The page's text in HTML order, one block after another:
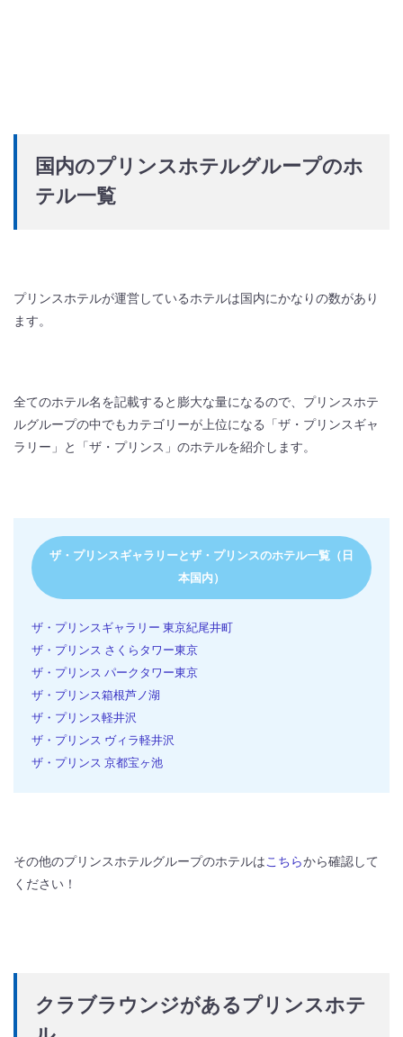
国内のプリンスホテルグループのホ
テル一覧
プリンスホテルが運営しているホテルは国内にかなりの数があり
ます。
全てのホテル名を記載すると膨大な量になるので、プリンスホテ
ルグループの中でもカテゴリーが上位になる「ザ・プリンスギャ
ラリー」と「ザ・プリンス」のホテルを紹介します。
ザ・プリンスギャラリーとザ・プリンスのホテル一覧（日
本国内）
ザ・プリンスギャラリー 東京紀尾井町
ザ・プリンス さくらタワー東京
ザ・プリンス パークタワー東京
ザ・プリンス箱根芦ノ湖
ザ・プリンス軽井沢
ザ・プリンス ヴィラ軽井沢
ザ・プリンス 京都宝ヶ池
その他のプリンスホテルグループのホテルはこちらから確認して
ください！
クラブラウンジがあるプリンスホテ